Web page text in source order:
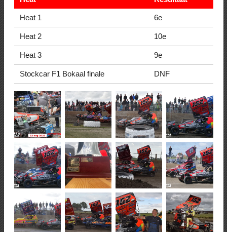
Heat 1 6e
Heat 2 10e
Heat 3 9e
Stockcar F1 Bokaal finale DNF